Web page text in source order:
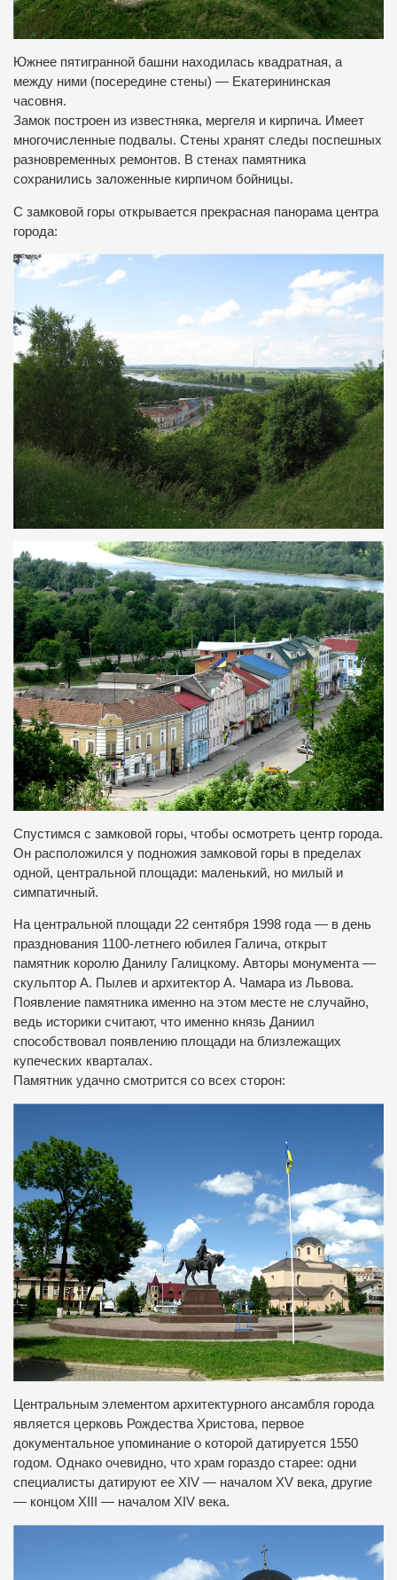
Южнее пятигранной башни находилась квадратная, а
между ними (посередине стены) — Екатерининская
часовня.
Замок построен из известняка, мергеля и кирпича. Имеет
многочисленные подвалы. Стены хранят следы поспешных
разновременных ремонтов. В стенах памятника
сохранились заложенные кирпичом бойницы.
С замковой горы открывается прекрасная панорама центра
города:
Спустимся с замковой горы, чтобы осмотреть центр города.
Он расположился у подножия замковой горы в пределах
одной, центральной площади: маленький, но милый и
симпатичный.
На центральной площади 22 сентября 1998 года — в день
празднования 1100-летнего юбилея Галича, открыт
памятник королю Данилу Галицкому. Авторы монумента —
скульптор А. Пылев и архитектор А. Чамара из Львова.
Появление памятника именно на этом месте не случайно,
ведь историки считают, что именно князь Даниил
способствовал появлению площади на близлежащих
купеческих кварталах.
Памятник удачно смотрится со всех сторон:
Центральным элементом архитектурного ансамбля города
является церковь Рождества Христова, первое
документальное упоминание о которой датируется 1550
годом. Однако очевидно, что храм гораздо старее: одни
специалисты датируют ее XIV — началом XV века, другие
— концом XIII — началом XIV века.